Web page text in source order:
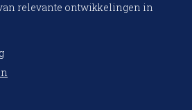
relevante ontwikkelingen in